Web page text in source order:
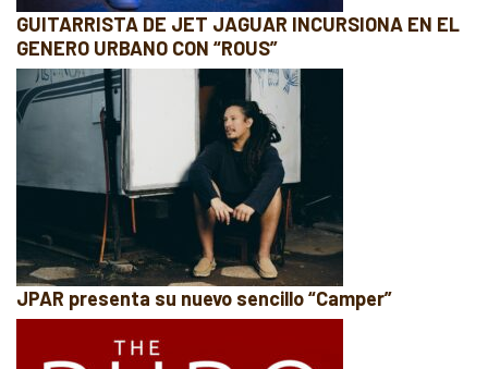
GUITARRISTA DE JET JAGUAR INCURSIONA EN EL
GENERO URBANO CON “ROUS”
JPAR presenta su nuevo sencillo “Camper”